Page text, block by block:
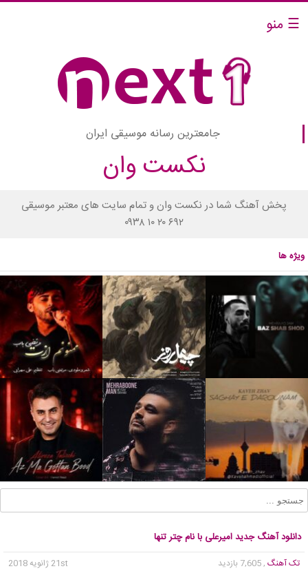
☰ منو
جامعترین رسانه موسیقی ایران
نکست وان
پخش آهنگ شما در نکست وان و تمام سایت های معتبر موسیقی
۰۹۳۸ ۱۰ ۲۰ ۶۹۲
ویژه ها
دانلود آهنگ جدید امیرعلی با نام چتر تنها
تک آهنگ , 7,605 بازدید
21st ژانویه 2018